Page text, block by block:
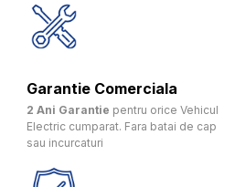
Garantie Comerciala
2 Ani Garantie pentru orice Vehicul
Electric cumparat. Fara batai de cap
sau incurcaturi